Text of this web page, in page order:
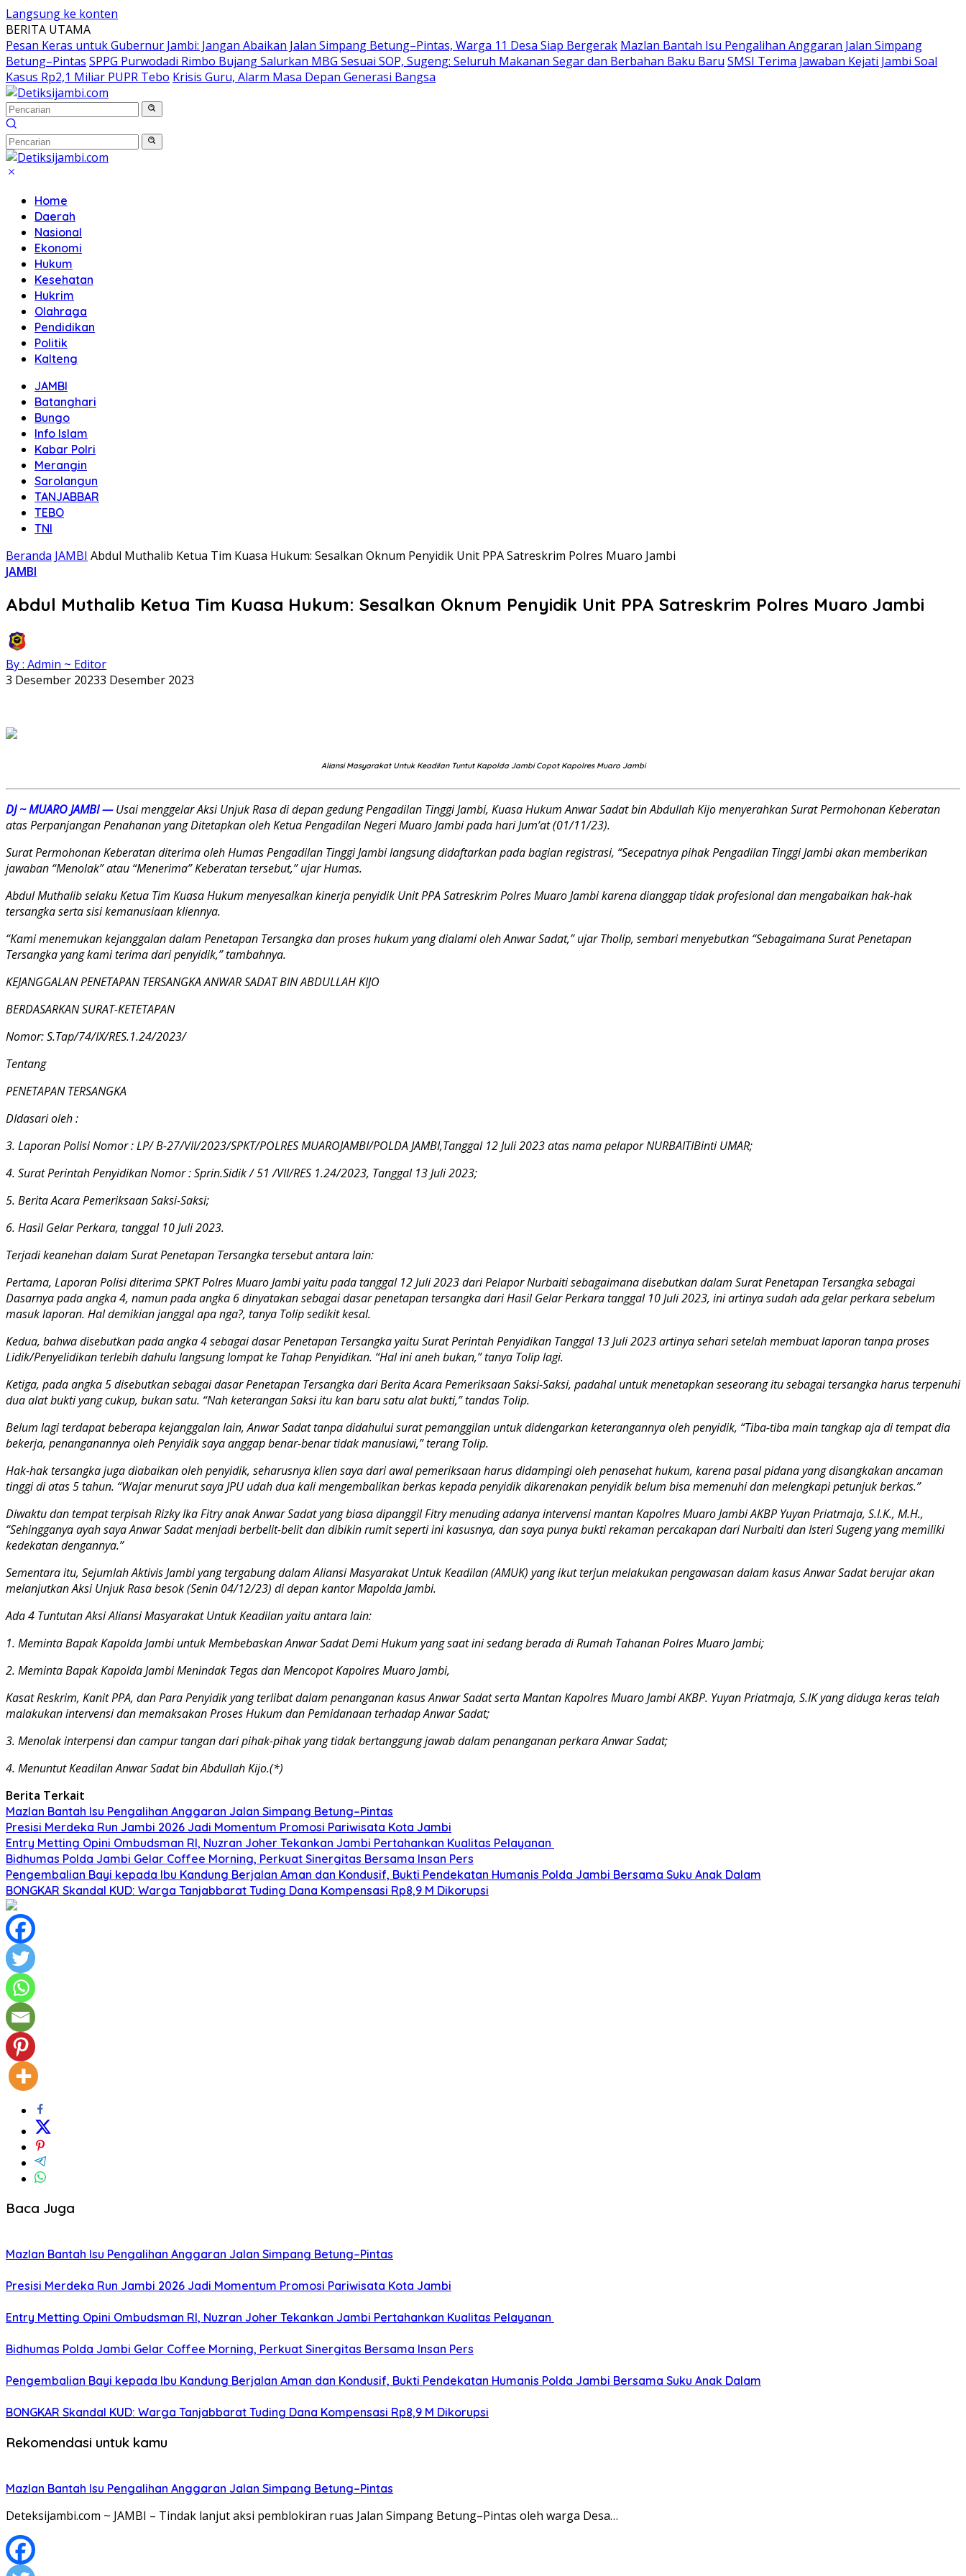
Langsung ke konten
BERITA UTAMA
Pesan Keras untuk Gubernur Jambi: Jangan Abaikan Jalan Simpang Betung–Pintas, Warga 11 Desa Siap Bergerak Mazlan Bantah Isu Pengalihan Anggaran Jalan Simpang
Betung–Pintas SPPG Purwodadi Rimbo Bujang Salurkan MBG Sesuai SOP, Sugeng: Seluruh Makanan Segar dan Berbahan Baku Baru SMSI Terima Jawaban Kejati Jambi Soal
Kasus Rp2,1 Miliar PUPR Tebo Krisis Guru, Alarm Masa Depan Generasi Bangsa
Home
Daerah
Nasional
Ekonomi
Hukum
Kesehatan
Hukrim
Olahraga
Pendidikan
Politik
Kalteng
JAMBI
Batanghari
Bungo
Info Islam
Kabar Polri
Merangin
Sarolangun
TANJABBAR
TEBO
TNI
Beranda JAMBI Abdul Muthalib Ketua Tim Kuasa Hukum: Sesalkan Oknum Penyidik Unit PPA Satreskrim Polres Muaro Jambi
JAMBI
Abdul Muthalib Ketua Tim Kuasa Hukum: Sesalkan Oknum Penyidik Unit PPA Satreskrim Polres Muaro Jambi
By : Admin ~ Editor
3 Desember 20233 Desember 2023
Aliansi Masyarakat Untuk Keadilan Tuntut Kapolda Jambi Copot Kapolres Muaro Jambi
DJ ~ MUARO JAMBI —Usai menggelar Aksi Unjuk Rasa di depan gedung Pengadilan Tinggi Jambi, Kuasa Hukum Anwar Sadat bin Abdullah Kijo menyerahkan Surat Permohonan Keberatan
atas Perpanjangan Penahanan yang Ditetapkan oleh Ketua Pengadilan Negeri Muaro Jambi pada hari Jum’at (01/11/23).
Surat Permohonan Keberatan diterima oleh Humas Pengadilan Tinggi Jambi langsung didaftarkan pada bagian registrasi, “Secepatnya pihak Pengadilan Tinggi Jambi akan memberikan
jawaban “Menolak” atau “Menerima” Keberatan tersebut,” ujar Humas.
Abdul Muthalib selaku Ketua Tim Kuasa Hukum menyesalkan kinerja penyidik Unit PPA Satreskrim Polres Muaro Jambi karena dianggap tidak profesional dan mengabaikan hak-hak
tersangka serta sisi kemanusiaan kliennya.
“Kami menemukan kejanggalan dalam Penetapan Tersangka dan proses hukum yang dialami oleh Anwar Sadat,” ujar Tholip, sembari menyebutkan “Sebagaimana Surat Penetapan
Tersangka yang kami terima dari penyidik,” tambahnya.
KEJANGGALAN PENETAPAN TERSANGKA ANWAR SADAT BIN ABDULLAH KIJO
BERDASARKAN SURAT-KETETAPAN
Nomor: S.Tap/74/IX/RES.1.24/2023/
Tentang
PENETAPAN TERSANGKA
DIdasari oleh :
3. Laporan Polisi Nomor : LP/ B-27/VII/2023/SPKT/POLRES MUAROJAMBI/POLDA JAMBI,Tanggal 12 Juli 2023 atas nama pelapor NURBAITIBinti UMAR;
4. Surat Perintah Penyidikan Nomor : Sprin.Sidik / 51 /VII/RES 1.24/2023, Tanggal 13 Juli 2023;
5. Berita Acara Pemeriksaan Saksi-Saksi;
6. Hasil Gelar Perkara, tanggal 10 Juli 2023.
Terjadi keanehan dalam Surat Penetapan Tersangka tersebut antara lain:
Pertama, Laporan Polisi diterima SPKT Polres Muaro Jambi yaitu pada tanggal 12 Juli 2023 dari Pelapor Nurbaiti sebagaimana disebutkan dalam Surat Penetapan Tersangka sebagai
Dasarnya pada angka 4, namun pada angka 6 dinyatakan sebagai dasar penetapan tersangka dari Hasil Gelar Perkara tanggal 10 Juli 2023, ini artinya sudah ada gelar perkara sebelum
masuk laporan. Hal demikian janggal apa nga?, tanya Tolip sedikit kesal.
Kedua, bahwa disebutkan pada angka 4 sebagai dasar Penetapan Tersangka yaitu Surat Perintah Penyidikan Tanggal 13 Juli 2023 artinya sehari setelah membuat laporan tanpa proses
Lidik/Penyelidikan terlebih dahulu langsung lompat ke Tahap Penyidikan. “Hal ini aneh bukan,” tanya Tolip lagi.
Ketiga, pada angka 5 disebutkan sebagai dasar Penetapan Tersangka dari Berita Acara Pemeriksaan Saksi-Saksi, padahal untuk menetapkan seseorang itu sebagai tersangka harus terpenuhi
dua alat bukti yang cukup, bukan satu. “Nah keterangan Saksi itu kan baru satu alat bukti,” tandas Tolip.
Belum lagi terdapat beberapa kejanggalan lain, Anwar Sadat tanpa didahului surat pemanggilan untuk didengarkan keterangannya oleh penyidik, “Tiba-tiba main tangkap aja di tempat dia
bekerja, penanganannya oleh Penyidik saya anggap benar-benar tidak manusiawi,” terang Tolip.
Hak-hak tersangka juga diabaikan oleh penyidik, seharusnya klien saya dari awal pemeriksaan harus didampingi oleh penasehat hukum, karena pasal pidana yang disangkakan ancaman
tinggi di atas 5 tahun. “Wajar menurut saya JPU udah dua kali mengembalikan berkas kepada penyidik dikarenakan penyidik belum bisa memenuhi dan melengkapi petunjuk berkas.”
Diwaktu dan tempat terpisah Rizky Ika Fitry anak Anwar Sadat yang biasa dipanggil Fitry menuding adanya intervensi mantan Kapolres Muaro Jambi AKBP Yuyan Priatmaja, S.I.K., M.H.,
“Sehingganya ayah saya Anwar Sadat menjadi berbelit-belit dan dibikin rumit seperti ini kasusnya, dan saya punya bukti rekaman percakapan dari Nurbaiti dan Isteri Sugeng yang memiliki
kedekatan dengannya.”
Sementara itu, Sejumlah Aktivis Jambi yang tergabung dalam Aliansi Masyarakat Untuk Keadilan (AMUK) yang ikut terjun melakukan pengawasan dalam kasus Anwar Sadat berujar akan
melanjutkan Aksi Unjuk Rasa besok (Senin 04/12/23) di depan kantor Mapolda Jambi.
Ada 4 Tuntutan Aksi Aliansi Masyarakat Untuk Keadilan yaitu antara lain:
1. Meminta Bapak Kapolda Jambi untuk Membebaskan Anwar Sadat Demi Hukum yang saat ini sedang berada di Rumah Tahanan Polres Muaro Jambi;
2. Meminta Bapak Kapolda Jambi Menindak Tegas dan Mencopot Kapolres Muaro Jambi,
Kasat Reskrim, Kanit PPA, dan Para Penyidik yang terlibat dalam penanganan kasusAnwar Sadat serta Mantan Kapolres Muaro Jambi AKBP. YuyanPriatmaja, S.IK yang diduga keras telah
malakukan intervensi dan memaksakan Proses Hukum dan Pemidanaan terhadap Anwar Sadat;
3. Menolak interpensi dan campur tangan dari pihak-pihak yang tidak bertanggung jawabdalam penanganan perkara Anwar Sadat;
4. Menuntut Keadilan Anwar Sadat bin Abdullah Kijo.(*)
Berita Terkait
Mazlan Bantah Isu Pengalihan Anggaran Jalan Simpang Betung–Pintas
Presisi Merdeka Run Jambi 2026 Jadi Momentum Promosi Pariwisata Kota Jambi
Entry Metting Opini Ombudsman RI, Nuzran Joher Tekankan Jambi Pertahankan Kualitas Pelayanan
Bidhumas Polda Jambi Gelar Coffee Morning, Perkuat Sinergitas Bersama Insan Pers
Pengembalian Bayi kepada Ibu Kandung Berjalan Aman dan Kondusif, Bukti Pendekatan Humanis Polda Jambi Bersama Suku Anak Dalam
BONGKAR Skandal KUD: Warga Tanjabbarat Tuding Dana Kompensasi Rp8,9 M Dikorupsi
Baca Juga
Mazlan Bantah Isu Pengalihan Anggaran Jalan Simpang Betung–Pintas
Presisi Merdeka Run Jambi 2026 Jadi Momentum Promosi Pariwisata Kota Jambi
Entry Metting Opini Ombudsman RI, Nuzran Joher Tekankan Jambi Pertahankan Kualitas Pelayanan
Bidhumas Polda Jambi Gelar Coffee Morning, Perkuat Sinergitas Bersama Insan Pers
Pengembalian Bayi kepada Ibu Kandung Berjalan Aman dan Kondusif, Bukti Pendekatan Humanis Polda Jambi Bersama Suku Anak Dalam
BONGKAR Skandal KUD: Warga Tanjabbarat Tuding Dana Kompensasi Rp8,9 M Dikorupsi
Rekomendasi untuk kamu
Mazlan Bantah Isu Pengalihan Anggaran Jalan Simpang Betung–Pintas
Deteksijambi.com ~ JAMBI – Tindak lanjut aksi pemblokiran ruas Jalan Simpang Betung–Pintas oleh warga Desa…